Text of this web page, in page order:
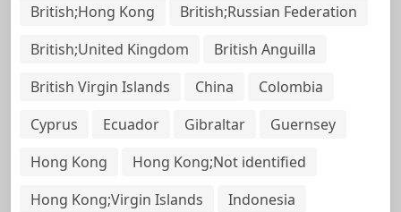
British;Hong Kong
British;Russian Federation
British;United Kingdom
British Anguilla
British Virgin Islands
China
Colombia
Cyprus
Ecuador Gibraltar
Guernsey
Hong Kong
Hong Kong;Not identified
Hong Kong;Virgin Islands
Indonesia